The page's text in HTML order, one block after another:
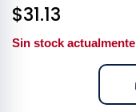
$31.13
Sin stock actualmente